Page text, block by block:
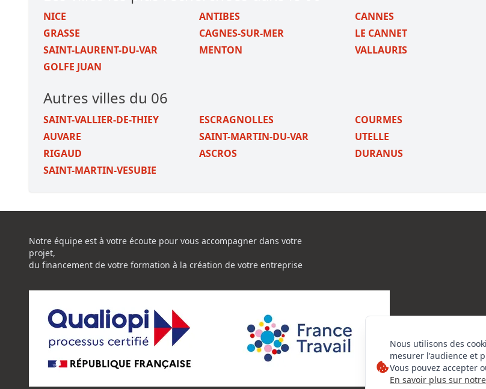
NICE ANTIBES
CANNES
GRASSE
CAGNES-SUR-MER
LE CANNET
SAINT-LAURENT-DU-VAR
MENTON
VALLAURIS
GOLFE JUAN
Autres villes du 06
SAINT-VALLIER-DE-THIEY ESCRAGNOLLES
COURMES
AUVARE
SAINT-MARTIN-DU-VAR
UTELLE
RIGAUD
ASCROS
DURANUS
SAINT-MARTIN-VESUBIE
Nous utilisons des
mesurer l'audience et
Vous pouvez accepter
En savoir plus sur
Notre équipe est à votre écoute pour vous accompagner dans votre
projet,
du financement de votre formation à la création de votre entreprise